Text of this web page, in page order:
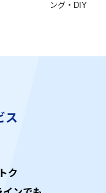
ング・DIY
ス
ク